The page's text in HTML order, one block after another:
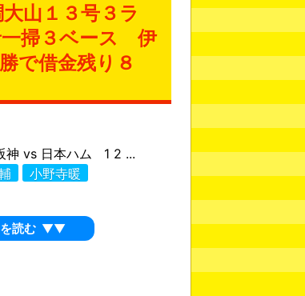
山１３号３ラ
掃３ベース 伊
で借金残り８
神 vs 日本ハム 1 2 ...
小野寺暖
読む ▼▼